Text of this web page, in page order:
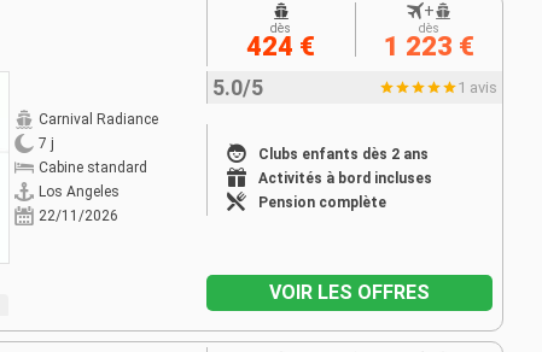
Carnival Radiance
7 j
Cabine standard
Los Angeles
22/11/2026
5.0/5 1 avis
Clubs enfants dès 2 ans
Activités à bord incluses
Pension complète
dès
424 €
+
dès
1 223 €
VOIR LES OFFRES